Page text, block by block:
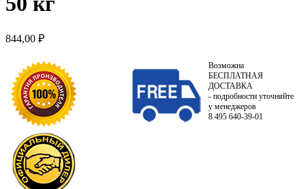
844,00 ₽
Возможна
БЕСПЛАТНАЯ
ДОСТАВКА
- подробности уточняйте
у менеджеров
8 495 640-39-01